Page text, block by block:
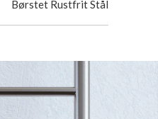
Børstet Rustfrit Stål